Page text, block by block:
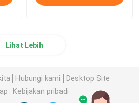
Lihat Lebih
Hubungi kami
Desktop Site
Kebijakan pribadi